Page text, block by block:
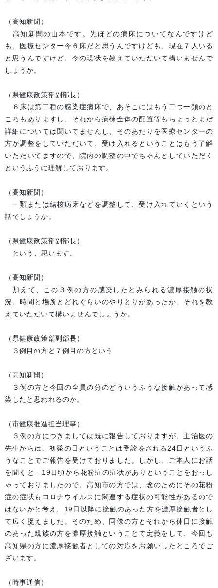
（高知新聞）
高知新聞の山本です。先ほどの病床についてなんですけど
も、医療センター今６床だと思うんですけども、現在７人いる
と思うんですけど、今の現状を教えていただいて構いませんで
しょうか。
（県健康政策部副部長）
６床は第二種の感染症病床で、あそこにはもう二つ一類のと
ころもありますし、それから病棟全体の配置等もちょっとまだ
詳細については聞いてませんし、そのあたりを医療センターの
方が調整をしていただいて、受け入れるということはもう了解
いただいてますので、院内の調整の中でちゃんとしていただく
というふうに理解しております。
（高知新聞）
一類または結核病床などを調整して、受け入れていくという
話でしょうか。
（県健康政策部副部長）
という、思います。
（高知新聞）
加えて、この３例の方の感染したとみられる濃厚接触の状
況、時間と場所とどれぐらいのやりとりがあったか、それを教
えていただいて構いませんでしょうか。
（県健康政策部副部長）
３例目の方と７例目の方という
（高知新聞）
３例の方と今回の全員の分のどういうふうな接触があって感
染したと思われるのか。
（市健康推進担当理事）
３例の方につきましては既に報告しておりますが、主治医の
先生からは、初発の日ということは受診をされる24日というふ
うなことでご報告を受けておりました。しかし、ご本人にお話
を聞くと、19日頃から花粉症の症状がありということをおっし
ゃっておりましたので、高知市の方では、念のためにその花粉
症の症状もコロナウイルスに関連する症状の可能性があるので
はないかと考え、19日以降に接触のあった方を濃厚接触者とし
て広く捉えました。そのため、同僚の方とそれから休日に接触
のあった親族の方を濃厚接触ということで定義をして、今回も
高知県の方に濃厚接触者としての対応をお願いしたところでご
ざいます。
（時事通信）